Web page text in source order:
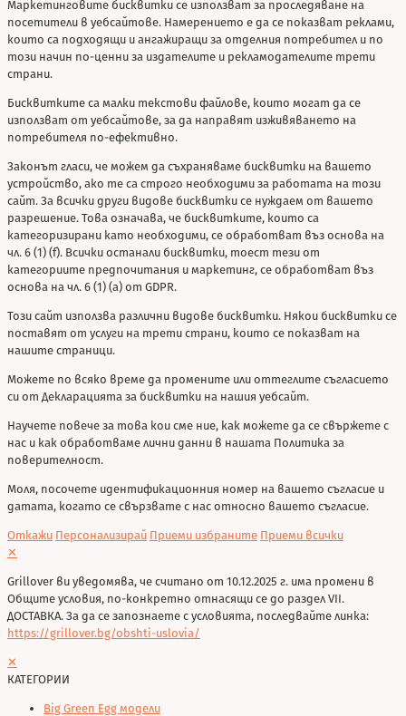
Маркетинговите бисквитки се използват за проследяване на
посетители в уебсайтове. Намерението е да се показват реклами,
които са подходящи и ангажиращи за отделния потребител и по
този начин по-ценни за издателите и рекламодателите трети
страни.
Бисквитките са малки текстови файлове, които могат да се
използват от уебсайтове, за да направят изживяването на
потребителя по-ефективно.
Законът гласи, че можем да съхраняваме бисквитки на вашето
устройство, ако те са строго необходими за работата на този
сайт. За всички други видове бисквитки се нуждаем от вашето
разрешение. Това означава, че бисквитките, които са
категоризирани като необходими, се обработват въз основа на
чл. 6 (1) (f). Всички останали бисквитки, тоест тези от
категориите предпочитания и маркетинг, се обработват въз
основа на чл. 6 (1) (a) от GDPR.
Този сайт използва различни видове бисквитки. Някои бисквитки се
поставят от услуги на трети страни, които се показват на
нашите страници.
Можете по всяко време да промените или оттеглите съгласието
си от Декларацията за бисквитки на нашия уебсайт.
Научете повече за това кои сме ние, как можете да се свържете с
нас и как обработваме лични данни в нашата Политика за
поверителност.
Моля, посочете идентификационния номер на вашето съгласие и
датата, когато се свързвате с нас относно вашето съгласие.
Откажи Персонализирай Приеми избраните Приеми всички
✕
Grillover ви уведомява, че считано от 10.12.2025 г. има промени в
Общите условия, по-конкретно отнасящи се до раздел VII.
ДОСТАВКА. За да се запознаете с условията, последвайте линка:
https://grillover.bg/obshti-uslovia/
✕
КАТЕГОРИИ
Big Green Egg модели